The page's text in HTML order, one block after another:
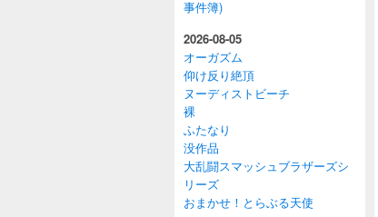
事件簿)
2026-08-05
オーガズム
仰け反り絶頂
ヌーディストビーチ
裸
ふたなり
没作品
大乱闘スマッシュブラザーズシ
リーズ
おまかせ！とらぶる天使